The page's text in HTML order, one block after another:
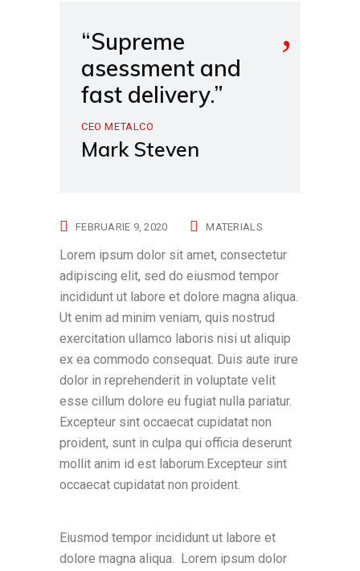
“Supreme
asessment and
fast delivery.”
CEO METALCO
Mark Steven
FEBRUARIE 9, 2020 MATERIALS
Lorem ipsum dolor sit amet, consectetur
adipiscing elit, sed do eiusmod tempor
incididunt ut labore et dolore magna aliqua.
Ut enim ad minim veniam, quis nostrud
exercitation ullamco laboris nisi ut aliquip
ex ea commodo consequat. Duis aute irure
dolor in reprehenderit in voluptate velit
esse cillum dolore eu fugiat nulla pariatur.
Excepteur sint occaecat cupidatat non
proident, sunt in culpa qui officia deserunt
mollit anim id est laborum.Excepteur sint
occaecat cupidatat non proident.
Eiusmod tempor incididunt ut labore et
dolore magna aliqua. Lorem ipsum dolor